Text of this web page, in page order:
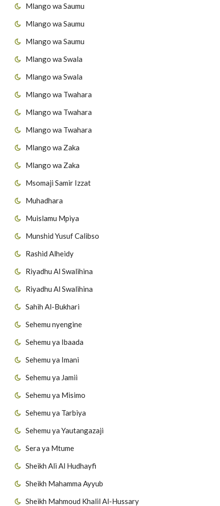
Mlango wa Saumu
Mlango wa Saumu
Mlango wa Saumu
Mlango wa Swala
Mlango wa Swala
Mlango wa Twahara
Mlango wa Twahara
Mlango wa Twahara
Mlango wa Zaka
Mlango wa Zaka
Msomaji Samir Izzat
Muhadhara
Muislamu Mpiya
Munshid Yusuf Calibso
Rashid Alheidy
Riyadhu Al Swalihina
Riyadhu Al Swalihina
Sahih Al-Bukhari
Sehemu nyengine
Sehemu ya Ibaada
Sehemu ya Imani
Sehemu ya Jamii
Sehemu ya Misimo
Sehemu ya Tarbiya
Sehemu ya Yautangazaji
Sera ya Mtume
Sheikh Ali Al Hudhayfi
Sheikh Mahamma Ayyub
Sheikh Mahmoud Khalil Al-Hussary